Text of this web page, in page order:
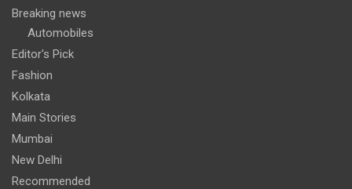
Breaking news
Automobiles
Editor's Pick
Fashion
Kolkata
Main Stories
Mumbai
New Delhi
Recommended